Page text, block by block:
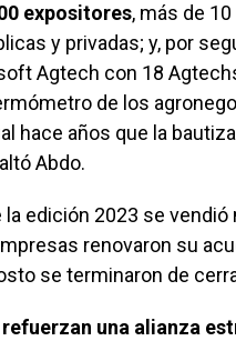
expositores, más de
y privadas; y, por
Agtech con 18
de los
hace años que la
Abdo.
edición 2023 se vendió
renovaron su
se terminaron de
refuerzan una alianza